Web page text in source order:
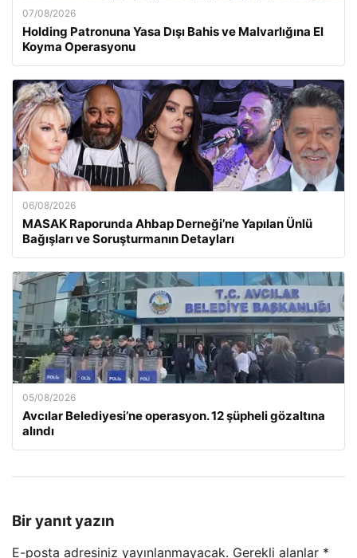
07/08/2026
Holding Patronuna Yasa Dışı Bahis ve Malvarlığına El
Koyma Operasyonu
06/08/2026
MASAK Raporunda Ahbap Derneği’ne Yapılan Ünlü
Bağışları ve Soruşturmanın Detayları
05/08/2026
Avcılar Belediyesi’ne operasyon. 12 şüpheli gözaltına
alındı
Bir yanıt yazın
E-posta adresiniz yayınlanmayacak. Gerekli alanlar *